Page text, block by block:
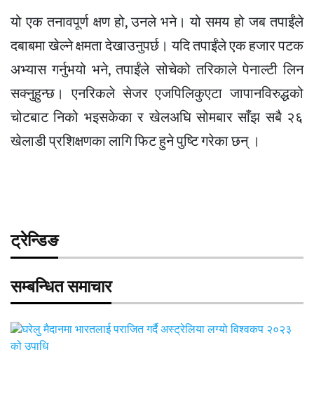
यो एक तनावपूर्ण क्षण हो, उनले भने। यो समय हो जब तपाईंले
दबाबमा खेल्ने क्षमता देखाउनुपर्छ। यदि तपाईंले एक हजार पटक
अभ्यास गर्नुभयो भने, तपाईंले सोचेको तरिकाले पेनाल्टी लिन
सक्नुहुन्छ। एनरिकले सेजर एजपिलिकुएटा जापानविरुद्धको
चोटबाट निको भइसकेका र खेलअघि सोमबार साँझ सबै २६
खेलाडी प्रशिक्षणका लागि फिट हुने पुष्टि गरेका छन् ।
ट्रेन्डिङ
सम्बन्धित समाचार